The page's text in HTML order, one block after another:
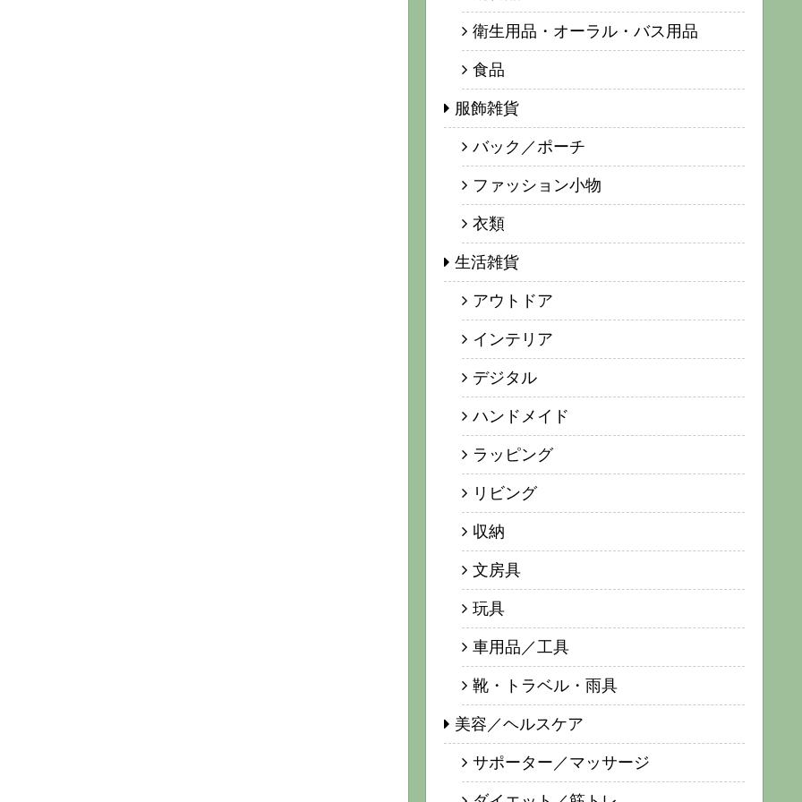
衛生用品・オーラル・バス用品
食品
服飾雑貨
バック／ポーチ
ファッション小物
衣類
生活雑貨
アウトドア
インテリア
デジタル
ハンドメイド
ラッピング
リビング
収納
文房具
玩具
車用品／工具
靴・トラベル・雨具
美容／ヘルスケア
サポーター／マッサージ